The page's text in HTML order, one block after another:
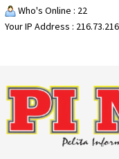
Who's Online : 22
Your IP Address :